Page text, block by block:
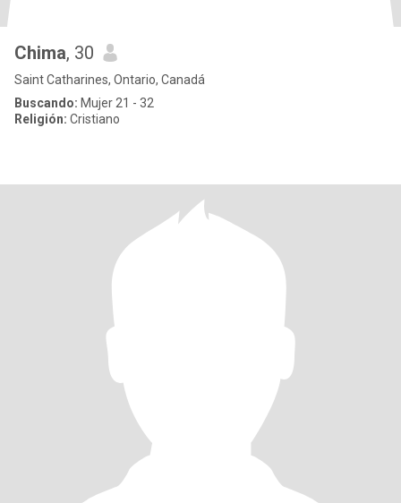
Chima, 30
Saint Catharines, Ontario, Canadá
Buscando: Mujer 21 - 32
Religión: Cristiano